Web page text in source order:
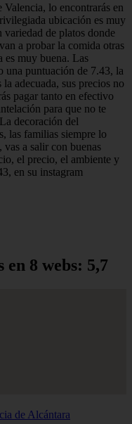
lo encontrarás en
ubicación es muy
variedad de platos donde
a probar la comida otras
es muy buena. Las
una puntuación de 7.43, la
adecuada, sus precios no
pagar tanto en efectivo
para que no te
decoración del
las familias siempre lo
a salir con buenas
el precio, el ambiente y
en su instagram
en 8 webs: 5,7
de Alcántara